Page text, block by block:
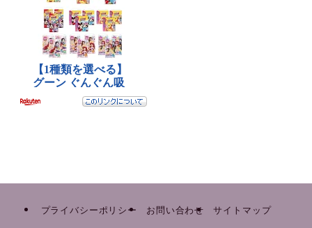
プライバシーポリシー お問い合わせ サイトマップ